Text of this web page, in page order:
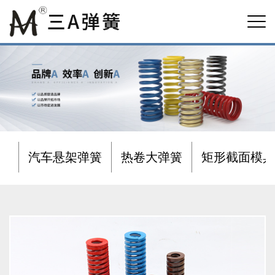
汽车悬架弹簧 热卷大弹簧 矩形截面模